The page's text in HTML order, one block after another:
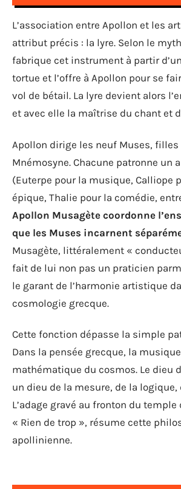
L’association entre Apollon et les
attribut précis : la lyre. Selon le
fabrique cet instrument à partir
tortue et l’offre à Apollon pour se
vol de bétail. La lyre devient alors
et avec elle la maîtrise du chant et
Apollon dirige les neuf Muses, filles
Mnémosyne. Chacune patronne un
(Euterpe pour la musique, Calliope
épique, Thalie pour la comédie,
Apollon Musagète coordonne
que les Muses incarnent
Musagète, littéralement «
fait de lui non pas un praticien
le garant de l’harmonie artistique
cosmologie grecque.
Cette fonction dépasse la simple
Dans la pensée grecque, la
mathématique du cosmos. Le dieu
un dieu de la mesure, de la logique,
L’adage gravé au fronton du temple
« Rien de trop », résume cette
apollinienne.